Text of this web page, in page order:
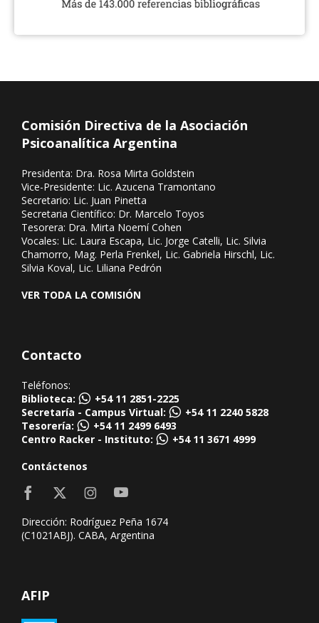
Comisión Directiva de la Asociación
Psicoanalítica Argentina
Presidenta: Dra. Rosa Mirta Goldstein
Vice-Presidente: Lic. Azucena Tramontano
Secretario: Lic. Juan Pinetta
Secretaria Científico: Dr. Marcelo Toyos
Tesorera: Dra. Mirta Noemí Cohen
Vocales: Lic. Laura Escapa, Lic. Jorge Catelli, Lic. Silvia
Chamorro, Mag. Perla Frenkel, Lic. Gabriela Hirschl, Lic.
Silvia Koval, Lic. Liliana Pedrón
VER TODA LA COMISIÓN
Contacto
Teléfonos:
Biblioteca:
+54 11 2851-2225
Secretaría - Campus Virtual:
+54 11 2240 5828
Tesorería:
+54 11 2499 6493
Centro Racker - Instituto:
+54 11 3671 4999
Contáctenos
Dirección: Rodríguez Peña 1674
(C1021ABJ). CABA, Argentina
AFIP